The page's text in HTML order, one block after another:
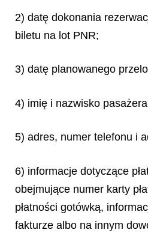
2) datę dokonania
biletu na lot PNR;
3) datę planowanego
4) imię i nazwisko
5) adres, numer telefonu i
6) informacje dotyczące
obejmujące numer karty
płatności gotówką,
fakturze albo na innym